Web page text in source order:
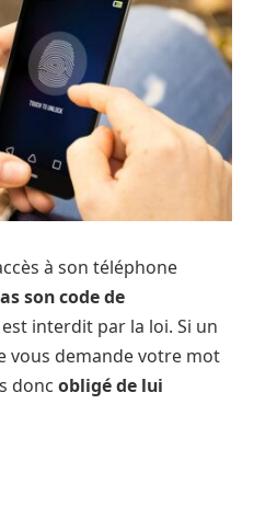
à son téléphone
son code de
interdit par la loi. Si un
vous demande votre mot
donc obligé de lui